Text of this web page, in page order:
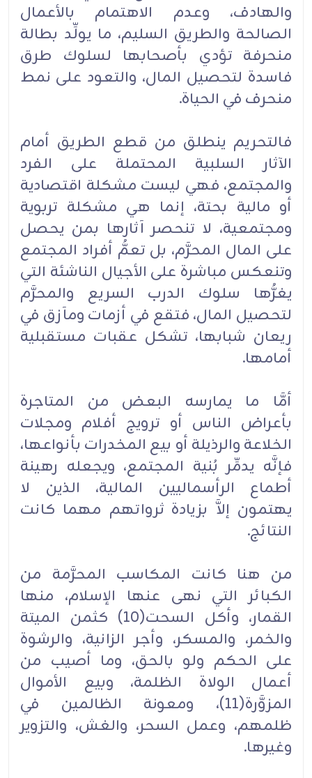
والهادف، وعدم الاهتمام بالأعمال
الصالحة والطريق السليم، ما يولِّد بطالة
منحرفة تؤدي بأصحابها لسلوك طرق
فاسدة لتحصيل المال، والتعود على نمط
منحرف في الحياة.
فالتحريم ينطلق من قطع الطريق أمام
الآثار السلبية المحتملة على الفرد
والمجتمع، فهي ليست مشكلة اقتصادية
أو مالية بحتة، إنما هي مشكلة تربوية
ومجتمعية، لا تنحصر آثارها بمن يحصل
على المال المحرَّم، بل تعمُّ أفراد المجتمع
وتنعكس مباشرة على الأجيال الناشئة التي
يغرُّها سلوك الدرب السريع والمحرَّم
لتحصيل المال، فتقع في أزمات ومآزق في
ريعان شبابها، تشكل عقبات مستقبلية
أمامها.
أمَّا ما يمارسه البعض من المتاجرة
بأعراض الناس أو ترويج أفلام ومجلات
الخلاعة والرذيلة أو بيع المخدرات بأنواعها،
فإنَّه يدمِّر بُنية المجتمع، ويجعله رهينة
أطماع الرأسماليين المالية، الذين لا
يهتمون إلاَّ بزيادة ثرواتهم مهما كانت
النتائج.
من هنا كانت المكاسب المحرَّمة من
الكبائر التي نهى عنها الإسلام، منها
القمار، وأكل السحت(10) كثمن الميتة
والخمر، والمسكر، وأجر الزانية، والرشوة
على الحكم ولو بالحق، وما أصيب من
أعمال الولاة الظلمة، وبيع الأموال
المزوَّرة(11)، ومعونة الظالمين في
ظلمهم، وعمل السحر، والغش، والتزوير
وغيرها.